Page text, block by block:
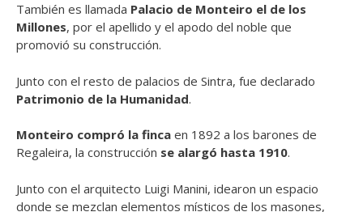
También es llamada Palacio de Monteiro el de los
Millones, por el apellido y el apodo del noble que
promovió su construcción.
Junto con el resto de palacios de Sintra, fue declarado
Patrimonio de la Humanidad.
Monteiro compró la finca en 1892 a los barones de
Regaleira, la construcción se alargó hasta 1910.
Junto con el arquitecto Luigi Manini, idearon un espacio
donde se mezclan elementos místicos de los masones,